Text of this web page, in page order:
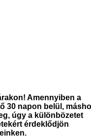
Amennyiben a
30 napon belül,
úgy a különbözetet
érdeklődjön